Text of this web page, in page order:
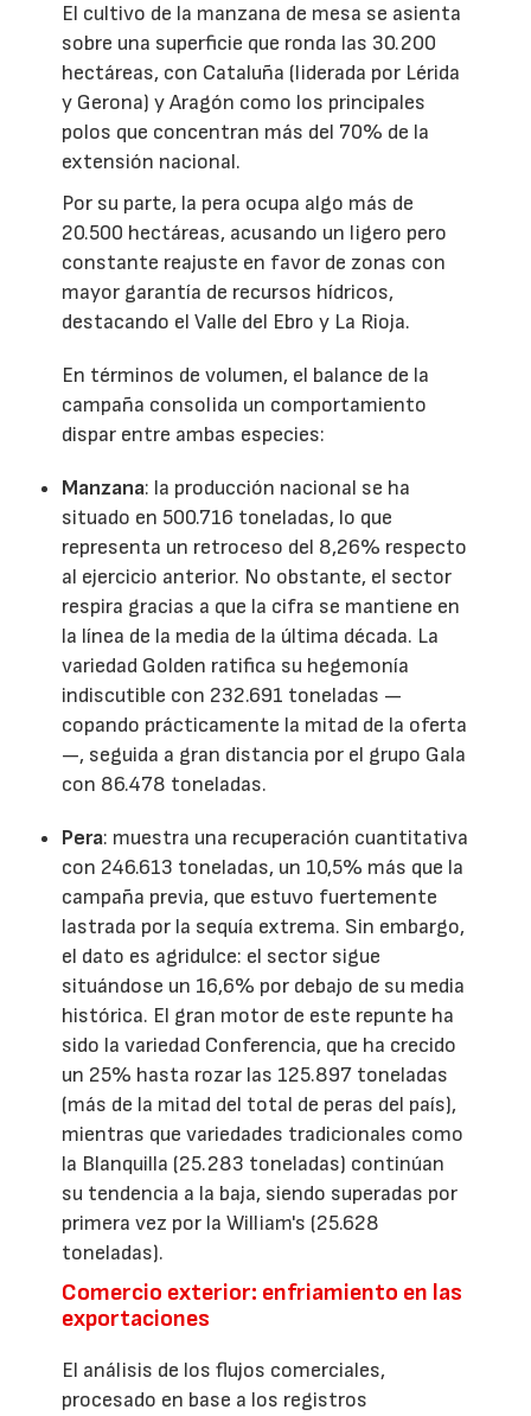
El cultivo de la manzana de mesa se asienta
sobre una superficie que ronda las 30.200
hectáreas, con Cataluña (liderada por Lérida
y Gerona) y Aragón como los principales
polos que concentran más del 70% de la
extensión nacional.
Por su parte, la pera ocupa algo más de
20.500 hectáreas, acusando un ligero pero
constante reajuste en favor de zonas con
mayor garantía de recursos hídricos,
destacando el Valle del Ebro y La Rioja.
En términos de volumen, el balance de la
campaña consolida un comportamiento
dispar entre ambas especies:
Manzana: la producción nacional se ha
situado en 500.716 toneladas, lo que
representa un retroceso del 8,26% respecto
al ejercicio anterior. No obstante, el sector
respira gracias a que la cifra se mantiene en
la línea de la media de la última década. La
variedad Golden ratifica su hegemonía
indiscutible con 232.691 toneladas —
copando prácticamente la mitad de la oferta
—, seguida a gran distancia por el grupo Gala
con 86.478 toneladas.
Pera: muestra una recuperación cuantitativa
con 246.613 toneladas, un 10,5% más que la
campaña previa, que estuvo fuertemente
lastrada por la sequía extrema. Sin embargo,
el dato es agridulce: el sector sigue
situándose un 16,6% por debajo de su media
histórica. El gran motor de este repunte ha
sido la variedad Conferencia, que ha crecido
un 25% hasta rozar las 125.897 toneladas
(más de la mitad del total de peras del país),
mientras que variedades tradicionales como
la Blanquilla (25.283 toneladas) continúan
su tendencia a la baja, siendo superadas por
primera vez por la William's (25.628
toneladas).
Comercio exterior: enfriamiento en las
exportaciones
El análisis de los flujos comerciales,
procesado en base a los registros